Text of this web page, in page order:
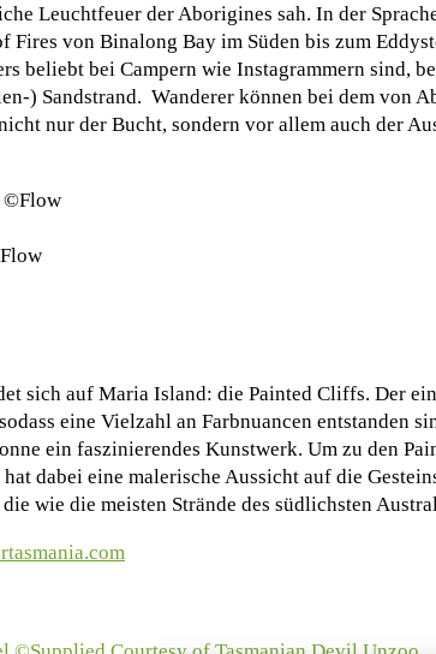
Leuchtfeuer der Aborigines sah. In der
Fires von Binalong Bay im Süden bis zum
beliebt bei Campern wie Instagrammern sind,
) Sandstrand. Wanderer können bei dem von
nur der Bucht, sondern vor allem auch der
sich auf Maria Island: die Painted Cliffs. Der
eine Vielzahl an Farbnuancen entstanden
ein faszinierendes Kunstwerk. Um zu den
dabei eine malerische Aussicht auf die
wie die meisten Strände des südlichsten